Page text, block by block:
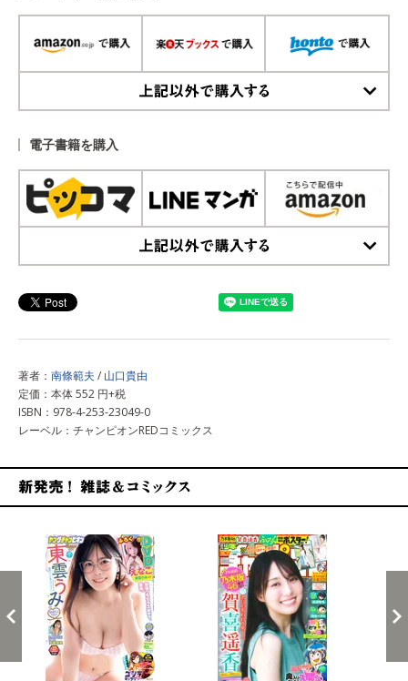
電子書籍を購入
著者： 南條範夫 / 山口貴由
定価：本体 552 円+税
ISBN：978-4-253-23049-0
レーベル：チャンピオンREDコミックス